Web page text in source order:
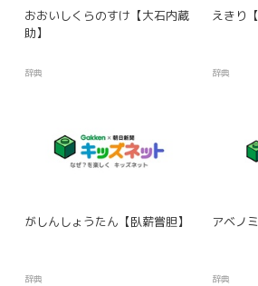
おおいしくらのすけ【大石内蔵
助】
辞典
えきり
辞典
がしんしょうたん【臥薪嘗胆】
辞典
アベノ
辞典